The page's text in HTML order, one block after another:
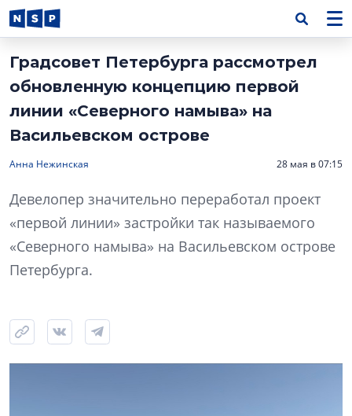
Градсовет Петербурга рассмотрел
обновленную концепцию первой
линии «Северного намыва» на
Васильевском острове
Анна Нежинская 28 мая в 07:15
Девелопер значительно переработал проект
«первой линии» застройки так называемого
«Северного намыва» на Васильевском острове
Петербурга.